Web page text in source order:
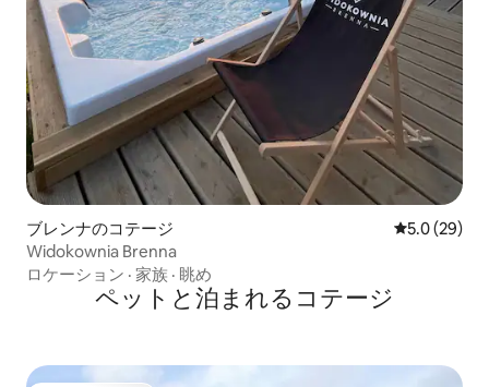
ブレンナのコテージ レビュー29
5.0 (29)
Widokownia Brenna
ロケーション · 家族 · 眺め
ペットと泊まれるコテージ